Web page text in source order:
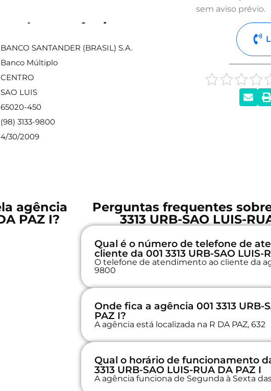
sobre a agência
BANCO SANTANDER (BRASIL) S.A.
Banco Múltiplo
CENTRO
SAO LUIS
65020-450
(98) 3133-9800
4/30/2009
sem aviso prévio.
agência
PAZ I?
Perguntas frequentes
3313 URB-SAO LUIS-
Qual é o número de telefone de
cliente da 001 3313 URB-SAO LUIS-
O telefone de atendimento ao cliente da
9800
Onde fica a agência 001 3313 URB-
PAZ I?
A agência está localizada na R DA PAZ, 632
Qual o horário de funcionamento
3313 URB-SAO LUIS-RUA DA PAZ I
A agência funciona de Segunda à Sexta das